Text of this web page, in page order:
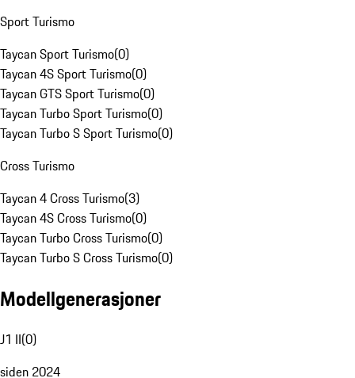
Sport Turismo
Taycan Sport Turismo(0)
Taycan 4S Sport Turismo(0)
Taycan GTS Sport Turismo(0)
Taycan Turbo Sport Turismo(0)
Taycan Turbo S Sport Turismo(0)
Cross Turismo
Taycan 4 Cross Turismo(3)
Taycan 4S Cross Turismo(0)
Taycan Turbo Cross Turismo(0)
Taycan Turbo S Cross Turismo(0)
Modellgenerasjoner
J1 II(0)
siden 2024